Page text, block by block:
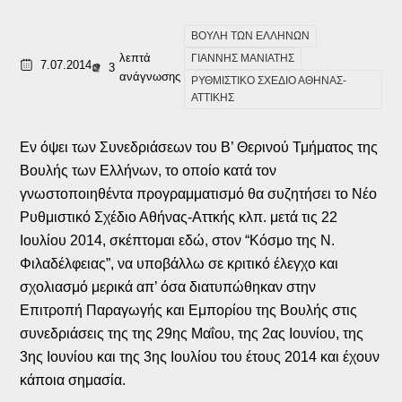
7.07.2014 3
λεπτά
ανάγνωσης
ΒΟΥΛΗ ΤΩΝ ΕΛΛΗΝΩΝ
ΓΙΑΝΝΗΣ ΜΑΝΙΑΤΗΣ
ΡΥΘΜΙΣΤΙΚΟ ΣΧΕΔΙΟ ΑΘΗΝΑΣ-
ΑΤΤΙΚΗΣ
Εν όψει των Συνεδριάσεων του Β’ Θερινού Τμήματος της
Βουλής των Ελλήνων, το οποίο κατά τον
γνωστοποιηθέντα προγραμματισμό θα συζητήσει το Νέο
Ρυθμιστικό Σχέδιο Αθήνας-Αττκής κλπ. μετά τις 22
Ιουλίου 2014, σκέπτομαι εδώ, στον “Κόσμο της Ν.
Φιλαδέλφειας”, να υποβάλλω σε κριτικό έλεγχο και
σχολιασμό μερικά απ’ όσα διατυπώθηκαν στην
Επιτροπή Παραγωγής και Εμπορίου της Βουλής στις
συνεδριάσεις της της 29ης Μαΐου, της 2ας Ιουνίου, της
3ης Ιουνίου και της 3ης Ιουλίου του έτους 2014 και έχουν
κάποια σημασία.